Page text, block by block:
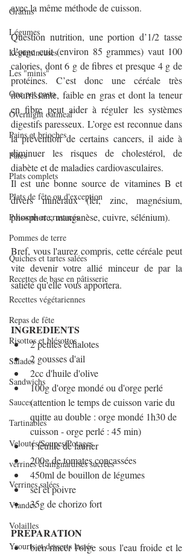
Gratins
Légumes
Légumineuses
Les "minis"
One pot pasta
Overnight oatmeal
Pains et brioches
Pâtes
Plats complets
Plats de fête ou d'exception
Poissons et crustacés
Pommes de terre
Quiches et tartes salées
Recettes de base en pâtisserie
Recettes végétariennes
Repas de fête
Risottos et blésottos
Salades
Sandwichs
Sauces
Tartinables
Veloutés/Soupes/Potages
verrines et mignardises sucrées
Verrines salées
Viandes
Volailles
Yaourts et desserts lactés
avec la même méthode de cuisson.
Question nutrition, une portion d’1/2 tasse
d’orge cuit (environ 85 grammes) vaut 100
calories, dont 6 g de fibres et presque 4 g de
protéines. C’est donc une céréale très
nourrissante, faible en gras et dont la teneur
en fibre peut aider à réguler les systèmes
digestifs paresseux. L’orge est reconnue dans
la prévention de certains cancers, il aide à
diminuer les risques de cholestérol, de
diabète et de maladies cardiovasculaires.
Il est une bonne source de vitamines B et
divers minéraux (fer, zinc, magnésium,
phosphore, manganèse, cuivre, sélénium).
Bref, vous l'aurez compris, cette céréale peut
vite devenir votre allié minceur de par la
satiété qu'elle vous apportera.
INGREDIENTS
2 petites échalotes
2 gousses d'ail
2cc d'huile d'olive
100g d'orge mondé ou d'orge perlé
(attention le temps de cuisson varie du
quitte au double : orge mondé 1h30 de
cuisson - orge perlé : 45 min)
1 feuille de laurier
200g de tomates concassées
450ml de bouillon de légumes
sel et poivre
35g de chorizo fort
PREPARATION
bien rincer l'orge sous l'eau froide et le